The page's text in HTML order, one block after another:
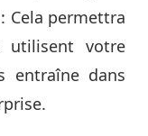
: Cela permettra
utilisent votre
entraîne dans